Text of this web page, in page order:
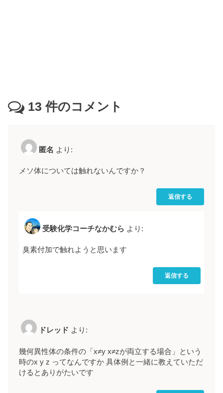
13 件のコメント
匿名 より:
メソ体については触れないんですか？
返信する
受験化学コーチなかむら より:
臭素付加で触れようと思います
返信する
ドレッド より:
幾何異性体の条件の「x≠y x≠zが両立する場合」という
時のx y z ってなんですか 具体例と一緒に教えていただ
けるとありがたいです